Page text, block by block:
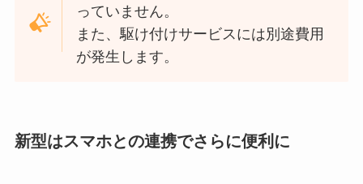
っていません。
また、駆け付けサービスには別途費用
が発生します。
新型はスマホとの連携でさらに便利に